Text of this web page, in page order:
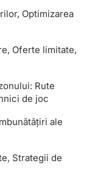
Optimizarea
Oferte limitate,
Rute
de joc
ale
Strategii de